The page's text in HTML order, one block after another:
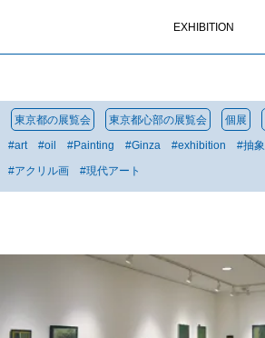
EXHIBITION
東京都の展覧会 東京都心部の展覧会 個展
#art #oil #Painting #Ginza #exhibition #抽象
#アクリル画 #現代アート